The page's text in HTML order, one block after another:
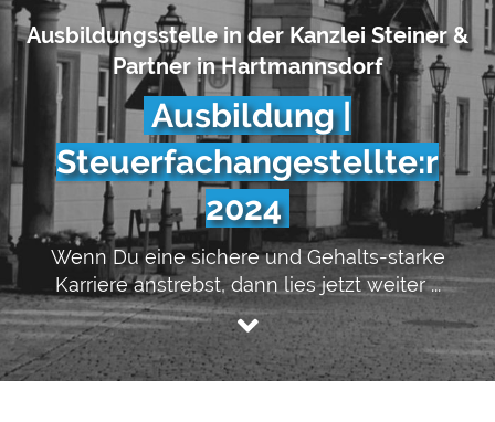
Ausbildungsstelle in der Kanzlei Steiner &
Partner in Hartmannsdorf
Ausbildung |
Steuerfachangestellte:r
2024
Wenn Du eine sichere und Gehalts-starke
Karriere anstrebst, dann lies jetzt weiter ...